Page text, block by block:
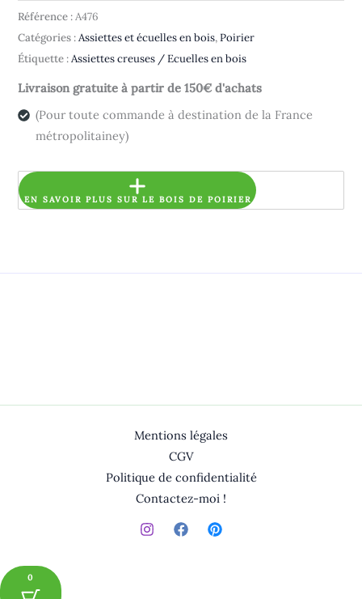
Référence :A476
Catégories :Assiettes et écuelles en bois,Poirier
Étiquette :Assiettes creuses / Ecuelles en bois
Livraison gratuite à partir de 150€ d'achats
(Pour toute commande à destination de la France
métropolitainey)
EN SAVOIR PLUS SUR LE BOIS DE POIRIER
Mentions légales
CGV
Politique de confidentialité
Contactez-moi !
0